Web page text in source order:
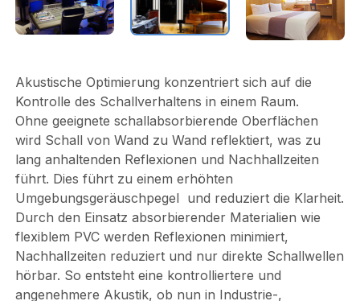
Akustische Optimierung konzentriert sich auf die
Kontrolle des Schallverhaltens in einem Raum.
Ohne geeignete schallabsorbierende Oberflächen
wird Schall von Wand zu Wand reflektiert, was zu
lang anhaltenden Reflexionen und Nachhallzeiten
führt. Dies führt zu einem erhöhten
Umgebungsgeräuschpegel und reduziert die Klarheit.
Durch den Einsatz absorbierender Materialien wie
flexiblem PVC werden Reflexionen minimiert,
Nachhallzeiten reduziert und nur direkte Schallwellen
hörbar. So entsteht eine kontrolliertere und
angenehmere Akustik, ob nun in Industrie-,